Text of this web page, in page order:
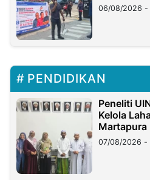
06/08/2026 -
PENDIDIKAN
Peneliti
Kelola
Martapura
07/08/2026 -